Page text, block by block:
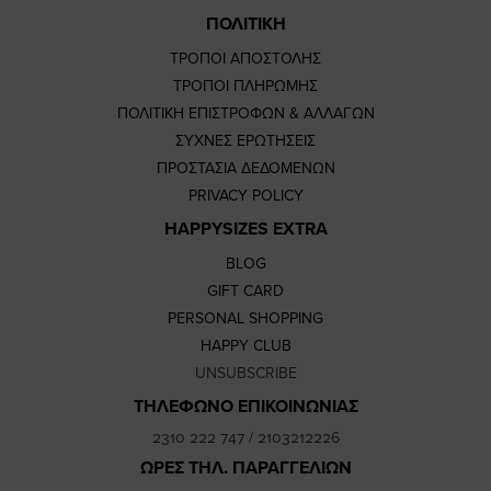
ΠΟΛΙΤΙΚΗ
ΤΡΟΠΟΙ ΑΠΟΣΤΟΛΗΣ
ΤΡΟΠΟΙ ΠΛΗΡΩΜΗΣ
ΠΟΛΙΤΙΚΗ ΕΠΙΣΤΡΟΦΩΝ & ΑΛΛΑΓΩΝ
ΣΥΧΝΕΣ ΕΡΩΤΗΣΕΙΣ
ΠΡΟΣΤΑΣΙΑ ΔΕΔΟΜΕΝΩΝ
PRIVACY POLICY
HAPPYSIZES EXTRA
BLOG
GIFT CARD
PERSONAL SHOPPING
HAPPY CLUB
UNSUBSCRIBE
ΤΗΛΕΦΩΝΟ ΕΠΙΚΟΙΝΩΝΙΑΣ
2310 222 747/ 2103212226
ΩΡΕΣ ΤΗΛ. ΠΑΡΑΓΓΕΛΙΩΝ